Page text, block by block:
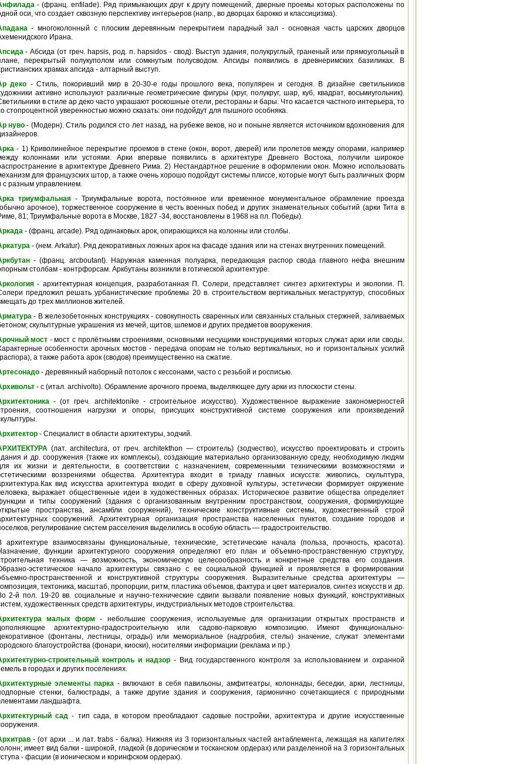
- (франц. enfilade). Ряд примыкающих друг к другу помещений, дверные проемы которых расположены по
оси, что создает сквозную перспективу интерьеров (напр., во дворцах барокко и классицизма).
- многоколонный с плоским деревянным перекрытием парадный зал - основная часть царских дворцов
Ирана.
- Абсида (от греч. hapsis, род. п. hapsidos - свод). Выступ здания, полукруглый, граненый или прямоугольный в
перекрытый полукуполом или сомкнутым полусводом. Апсиды появились в древнеримских базиликах. В
храмах апсида - алтарный выступ.
деко - Cтиль, покоривший мир в 20-30-е годы прошлого века, популярен и сегодня. В дизайне светильников
активно используют различные геометрические фигуры (круг, полукруг, шар, куб, квадрат, восьмиугольник).
в стиле ар деко часто украшают роскошные отели, рестораны и бары. Что касается частного интерьера, то
стопроцентной уверенностью можно сказать: они подойдут для пышного особняка.
нуво- (Модерн). Стиль родился сто лет назад, на рубеже веков, но и поныне является источником вдохновения для
- 1) Криволинейное перекрытие проемов в стене (окон, ворот, дверей) или пролетов между опорами, например
колоннами или устоями. Арки впервые появились в архитектуре Древнего Востока, получили широкое
в архитектуре Древнего Рима. 2) Нестандартное решение в оформлении окон. Можно использовать
для французских штор, а также очень хорошо подойдут системы плиссе, которые могут быть различных форм
с разным управлением.
триумфальная- Триумфальные ворота, постоянное или временное монументальное обрамление проезда
арочное), торжественное сооружение в честь военных побед и других знаменательных событий (арки Тита в
81; Триумфальные ворота в Москве, 1827 -34, восстановлены в 1968 на пл. Победы).
- (франц. arcade). Ряд одинаковых арок, опирающихся на колонны или столбы.
- (нем. Arkatur). Ряд декоративных ложных арок на фасаде здания или на стенах внутренних помещений.
- (франц. arcboutant). Наружная каменная полуарка, передающая распор свода главного нефа внешним
столбам - контрфорсам. Аркбутаны возникли в готической архитектуре.
- архитектурная концепция, разработанная П. Солери, представляет синтез архитектуры и экологии. П.
предложил решать урбанистические проблемы 20 в. строительством вертикальных мегаструктур, способных
до трех миллионов жителей.
- В железобетонных конструкциях - совокупность сваренных или связанных стальных стержней, заливаемых
скульптурные украшения из мечей, щитов, шлемов и других предметов вооружения.
мост - мост с пролётными строениями, основными несущими конструкциями которых служат арки или своды.
особенности арочных мостов - передача опорам не только вертикальных, но и горизонтальных усилий
а также работа арок (сводов) преимущественно на сжатие.
- деревянный наборный потолок с кессонами, часто с резьбой и росписью.
- с (итал. archivolto). Обрамление арочного проема, выделяющее дугу арки из плоскости стены.
- (от греч. architektonike - строительное искусство). Художественное выражение закономерностей
соотношения нагрузки и опоры, присущих конструктивной системе сооружения или произведений
- Специалист в области архитектуры, зодчий.
(лат. architectura, от греч. architekthon — строитель) (зодчество), искусство проектировать и строить
и др. сооружения (также их комплексы), создающие материально организованную среду, необходимую людям
их жизни и деятельности, в соответствии с назначением, современными техническими возможностями и
воззрениями общества. Архитектура входит в триаду главных искусств: живопись, скульптура,
вид искусства архитектура входит в сферу духовной культуры, эстетически формирует окружение
выражает общественные идеи в художественных образах. Историческое развитие общества определяет
и типы сооружений (здания с организованным внутренним пространством, сооружения, формирующие
пространства, ансамбли сооружений), технические конструктивные системы, художественный строй
сооружений. Архитектурная организация пространства населенных пунктов, создание городов и
регулирование систем расселения выделились в особую область — градостроительство.
архитектуре взаимосвязаны функциональные, технические, эстетические начала (польза, прочность, красота).
функции архитектурного сооружения определяют его план и объемно-пространственную структуру,
техника — возможность, экономическую целесообразность и конкретные средства его создания.
эстетическое начало архитектуры связано с ее социальной функцией и проявляется в формировании
пространственной и конструктивной структуры сооружения. Выразительные средства архитектуры —
тектоника, масштаб, пропорции, ритм, пластика объемов, фактура и цвет материалов, синтез искусств и др.
2-й пол. 19-20 вв. социальные и научно-технические сдвиги вызвали появление новых функций, конструктивных
художественных средств архитектуры, индустриальных методов строительства.
малых форм - небольшие сооружения, используемые для организации открытых пространств и
архитектурно-градостроительную или садово-парковую композицию. Имеют функционально-
(фонтаны, лестницы, ограды) или мемориальное (надгробия, стелы) значение, служат элементами
благоустройства (фонари, киоски), носителями информации (реклама и пр.)
строительный контроль и надзор- Вид государственного контроля за использованием и охранной
в городах и других поселениях.
элементы парка- включают в себя павильоны, амфитеатры, колоннады, беседки, арки, лестницы,
стенки, балюстрады, а также другие здания и сооружения, гармонично сочетающиеся с природными
ландшафта.
сад- тип сада, в котором преобладают садовые постройки, архитектура и другие искусственные
- (от архи ... и лат. trabs - балка). Нижняя из 3 горизонтальных частей антаблемента, лежащая на капителях
имеет вид балки - широкой, гладкой (в дорическом и тосканском ордерах) или разделенной на 3 горизонтальных
- фасции (в ионическом и коринфском ордерах).